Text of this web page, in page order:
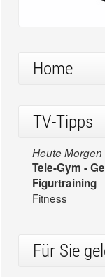
Home
TV-Tipps
Heute Morgen
Tele-Gym -
Figurtraining
Fitness
Für Sie